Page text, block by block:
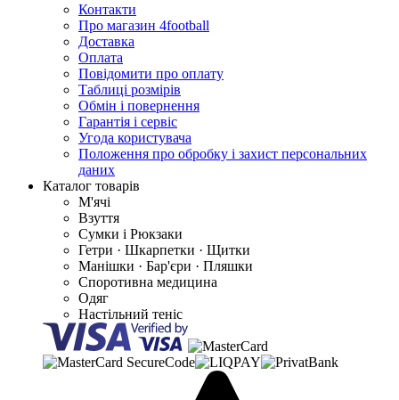
Контакти
Про магазин 4football
Доставка
Оплата
Повідомити про оплату
Таблиці розмірів
Обмін і повернення
Гарантія і сервіс
Угода користувача
Положення про обробку і захист персональних
даних
Каталог товарів
М'ячі
Взуття
Сумки і Рюкзаки
Гетри · Шкарпетки · Щитки
Манішки · Бар'єри · Пляшки
Споротивна медицина
Одяг
Настільний теніс